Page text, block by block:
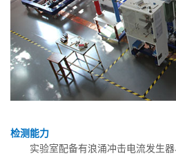
检测能力
实验室配备有浪涌冲击电流发生